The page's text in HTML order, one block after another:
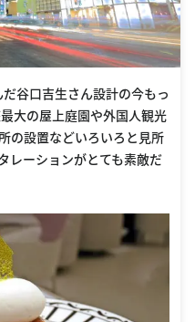
谷口吉生さん設計の今もっ
大の屋上庭園や外国人観光
の設置などいろいろと見所
レーションがとても素敵だ